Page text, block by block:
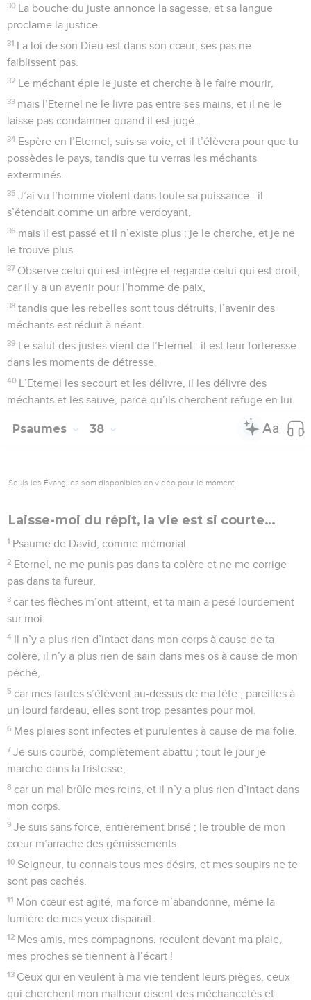
30 La bouche du juste annonce la sagesse, et sa langue
proclame la justice.
31 La loi de son Dieu est dans son cœur, ses pas ne
faiblissent pas.
32 Le méchant épie le juste et cherche à le faire mourir,
33 mais l’Eternel ne le livre pas entre ses mains, et il ne le
laisse pas condamner quand il est jugé.
34 Espère en l’Eternel, suis sa voie, et il t’élèvera pour que tu
possèdes le pays, tandis que tu verras les méchants
exterminés.
35 J’ai vu l’homme violent dans toute sa puissance : il
s’étendait comme un arbre verdoyant,
36 mais il est passé et il n’existe plus ; je le cherche, et je ne
le trouve plus.
37 Observe celui qui est intègre et regarde celui qui est droit,
car il y a un avenir pour l’homme de paix,
38 tandis que les rebelles sont tous détruits, l’avenir des
méchants est réduit à néant.
39 Le salut des justes vient de l’Eternel : il est leur forteresse
dans les moments de détresse.
40 L’Eternel les secourt et les délivre, il les délivre des
méchants et les sauve, parce qu’ils cherchent refuge en lui.
Psaumes 38
Seuls les Évangiles sont disponibles en vidéo pour le moment.
Laisse-moi du répit, la vie est si courte…
1 Psaume de David, comme mémorial.
2 Eternel, ne me punis pas dans ta colère et ne me corrige
pas dans ta fureur,
3 car tes flèches m’ont atteint, et ta main a pesé lourdement
sur moi.
4 Il n’y a plus rien d’intact dans mon corps à cause de ta
colère, il n’y a plus rien de sain dans mes os à cause de mon
péché,
5 car mes fautes s’élèvent au-dessus de ma tête ; pareilles à
un lourd fardeau, elles sont trop pesantes pour moi.
6 Mes plaies sont infectes et purulentes à cause de ma folie.
7 Je suis courbé, complètement abattu ; tout le jour je
marche dans la tristesse,
8 car un mal brûle mes reins, et il n’y a plus rien d’intact dans
mon corps.
9 Je suis sans force, entièrement brisé ; le trouble de mon
cœur m’arrache des gémissements.
10 Seigneur, tu connais tous mes désirs, et mes soupirs ne te
sont pas cachés.
11 Mon cœur est agité, ma force m’abandonne, même la
lumière de mes yeux disparaît.
12 Mes amis, mes compagnons, reculent devant ma plaie,
mes proches se tiennent à l’écart !
13 Ceux qui en veulent à ma vie tendent leurs pièges, ceux
qui cherchent mon malheur disent des méchancetés et